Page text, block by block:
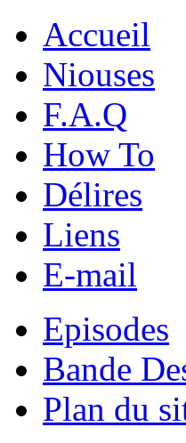
Accueil
Niouses
F.A.Q
How To
Délires
Liens
E-mail
Episodes
Bande
Plan du